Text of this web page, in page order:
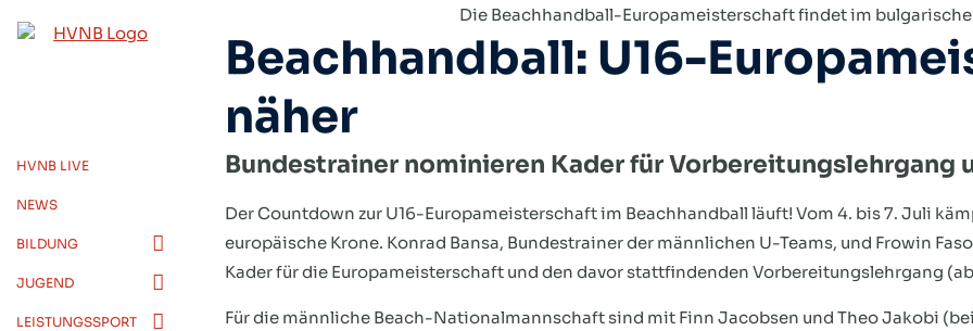
Inhalt
Die Beachhandball-Europameisterschaft findet im
Beachhandball: U16-
näher
Bundestrainer nominieren Kader für Vorbereitungslehrgang
Der Countdown zur U16-Europameisterschaft im Beachhandball läuft! Vom 4. bis 7. Juli
europäische Krone. Konrad Bansa, Bundestrainer der männlichen U-Teams, und Frowin
Kader für die Europameisterschaft und den davor stattfindenden Vorbereitungslehrgang
Für die männliche Beach-Nationalmannschaft sind mit Finn Jacobsen und Theo Jakobi
HVNB LIVE
NEWS
BILDUNG
JUGEND
LEISTUNGSSPORT